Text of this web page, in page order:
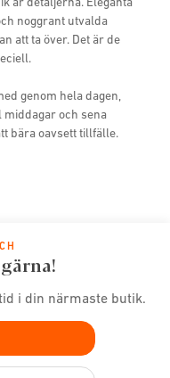
noggrant utvalda
att ta över. Det är de
genom hela dagen,
och sena
bära oavsett tillfälle.
i din närmaste butik.